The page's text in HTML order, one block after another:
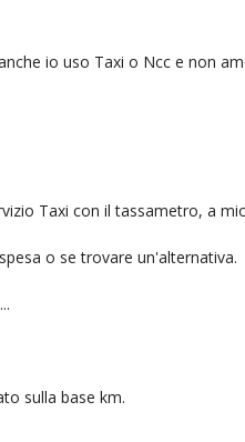
io uso Taxi o Ncc e non
Taxi con il tassametro, a
o se trovare un'alternativa.
sulla base km.